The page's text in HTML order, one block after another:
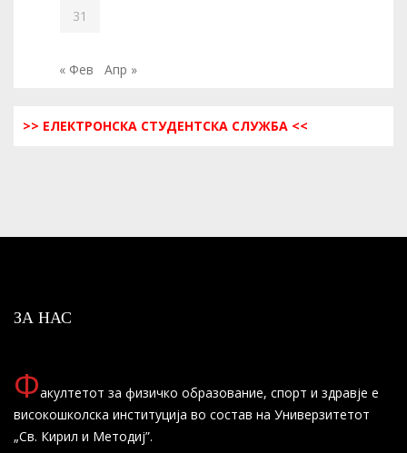
31
« Фев Апр »
>> ЕЛЕКТРОНСКА СТУДЕНТСКА СЛУЖБА <<
ЗА НАС
Факултетот за физичко образование, спорт и здравје е
високошколска институција во состав на Универзитетот
„Св. Кирил и Методиј”.